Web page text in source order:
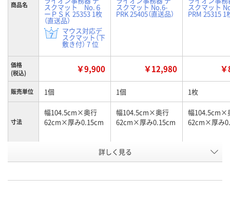
商品名 スクマット No.６
ーＰＳＫ 25353 1枚
（直送品）
マウス対応デ
スクマット（下
敷き付） 7 位
スクマット No.6-
PRK 25405（直送品）
スクマット
PRM 25315 1
価格
(税込)
￥9,900 ￥12,980
販売単位 1個 1個 1枚
寸法
幅104.5cm×奥行
62cm×厚み0.15cm
幅104.5cm×奥行
62cm×厚み0.15cm
幅104.5cm×
62cm×厚み
プ
グリーンマット/再
生塩ビ（光沢）
グリーンマット付/
再生オレフィン
グリーンマ
再生塩ビ
お申込番
詳しく見る